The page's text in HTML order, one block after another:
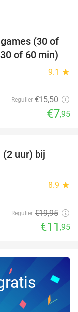
49%
(30 of
of 60 min)
9.1 star
Regulier €15,50
€7,95
(2 uur) bij
8.9 star
Regulier €19,95
€11 ,95